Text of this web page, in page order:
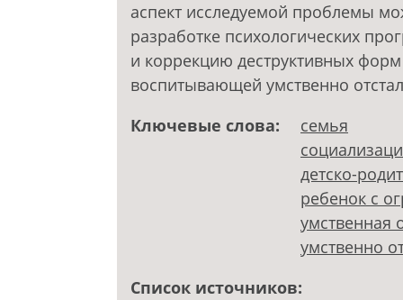
аспект исследуемой проблемы
разработке психологических
и коррекцию деструктивных
воспитывающей умственно
Ключевые слова:
семья
детско-
ребенок с
умственная
умственно
Список источников: